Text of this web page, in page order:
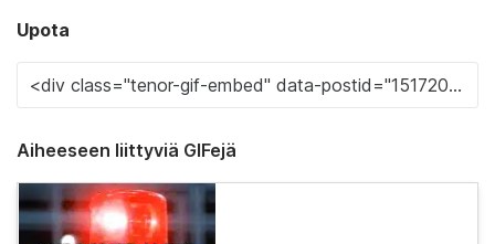
Upota
Aiheeseen liittyviä GIFejä